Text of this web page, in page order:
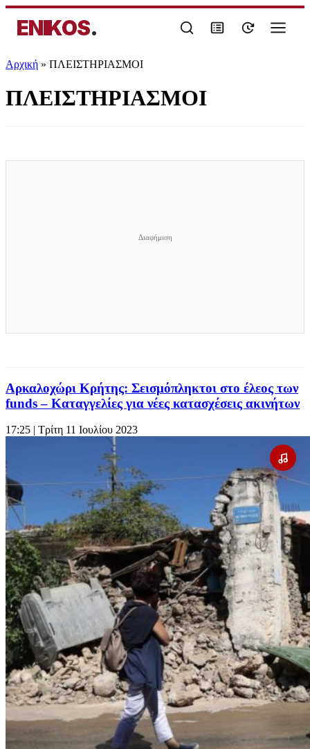
ENIKOS.
Αρχική » ΠΛΕΙΣΤΗΡΙΑΣΜΟΙ
ΠΛΕΙΣΤΗΡΙΑΣΜΟΙ
Αρκαλοχώρι Κρήτης: Σεισμόπληκτοι στο έλεος των
funds – Καταγγελίες για νέες κατασχέσεις ακινήτων
17:25 | Τρίτη 11 Ιουλίου 2023